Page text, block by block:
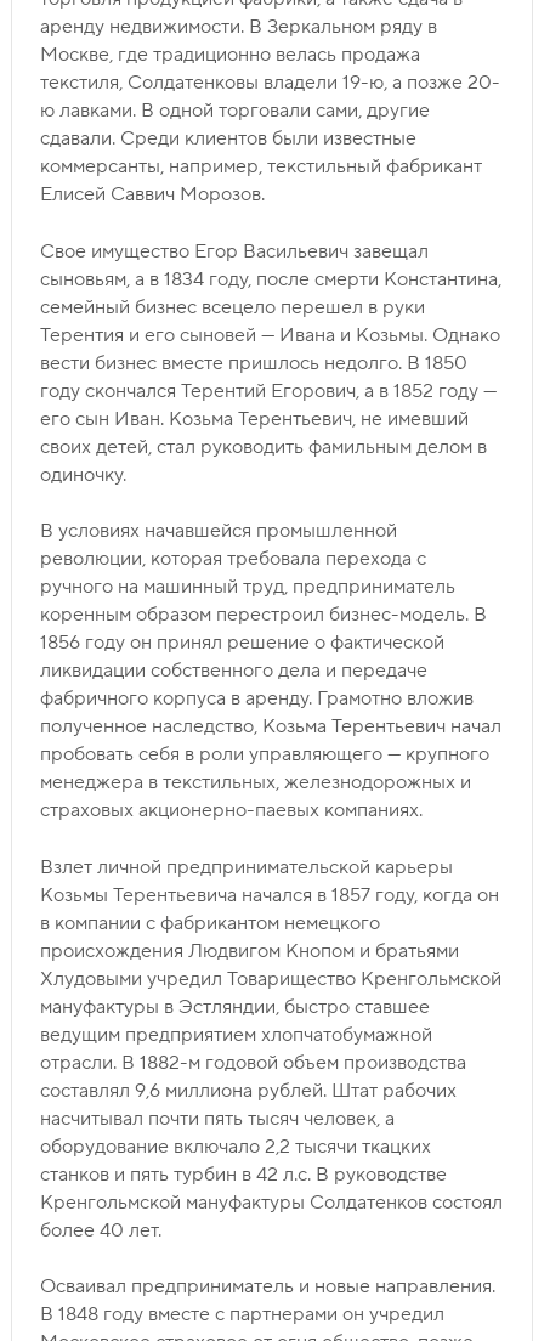
аренду недвижимости. В Зеркальном ряду в
Москве, где традиционно велась продажа
текстиля, Солдатенковы владели 19-ю, а позже 20-
ю лавками. В одной торговали сами, другие
сдавали. Среди клиентов были известные
коммерсанты, например, текстильный фабрикант
Елисей Саввич Морозов.
Свое имущество Егор Васильевич завещал
сыновьям, а в 1834 году, после смерти Константина,
семейный бизнес всецело перешел в руки
Терентия и его сыновей — Ивана и Козьмы. Однако
вести бизнес вместе пришлось недолго. В 1850
году скончался Терентий Егорович, а в 1852 году —
его сын Иван. Козьма Терентьевич, не имевший
своих детей, стал руководить фамильным делом в
одиночку.
В условиях начавшейся промышленной
революции, которая требовала перехода с
ручного на машинный труд, предприниматель
коренным образом перестроил бизнес-модель. В
1856 году он принял решение о фактической
ликвидации собственного дела и передаче
фабричного корпуса в аренду. Грамотно вложив
полученное наследство, Козьма Терентьевич начал
пробовать себя в роли управляющего — крупного
менеджера в текстильных, железнодорожных и
страховых акционерно-паевых компаниях.
Взлет личной предпринимательской карьеры
Козьмы Терентьевича начался в 1857 году, когда он
в компании с фабрикантом немецкого
происхождения Людвигом Кнопом и братьями
Хлудовыми учредил Товарищество Кренгольмской
мануфактуры в Эстляндии, быстро ставшее
ведущим предприятием хлопчатобумажной
отрасли. В 1882-м годовой объем производства
составлял 9,6 миллиона рублей. Штат рабочих
насчитывал почти пять тысяч человек, а
оборудование включало 2,2 тысячи ткацких
станков и пять турбин в 42 л.с. В руководстве
Кренгольмской мануфактуры Солдатенков состоял
более 40 лет.
Осваивал предприниматель и новые направления.
В 1848 году вместе с партнерами он учредил